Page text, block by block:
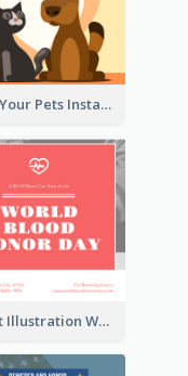
Love Your Pets Instagram Post
Heart Illustration World Blood Donor Day Instagram Post